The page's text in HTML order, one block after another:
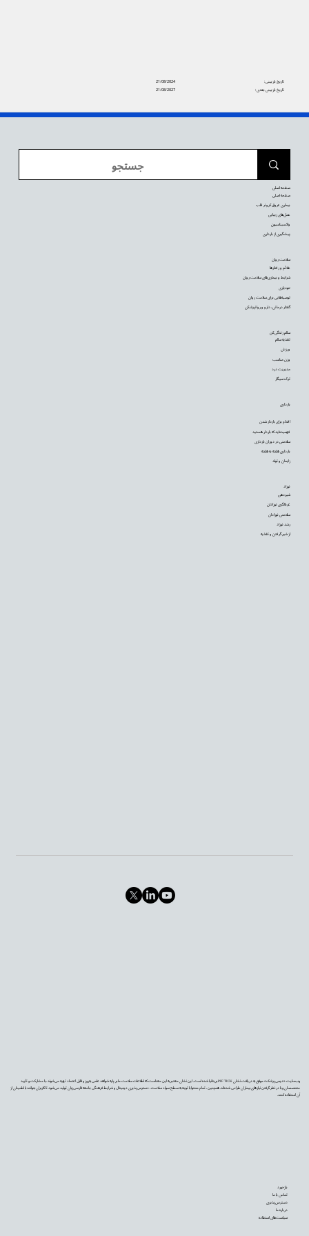
21/08/2024
تاریخ بازبینی:
21/08/2027
تاریخ بازبینی بعدی:
وب‌سایت «دیجی‌پزشک» موفق به دریافت نشان PIF TICK بریتانیا شده است. این نشان معتبر به این معناست که اطلاعات سلامت ما بر پایه شواهد علمی به‌روز و قابل اعتماد تهیه می‌شوند، با مشارکت و تأیید
متخصصان و با در نظر گرفتن نیازهای بیماران طراحی شده‌اند. همچنین، تمام محتوا با توجه به سطح سواد سلامت، دسترس‌پذیری دیجیتال و شرایط فرهنگی جامعه فارسی‌زبان تولید می‌شود تا کاربران بتوانند با اطمینان از
آن استفاده کنند.
بازخورد
تماس با ما
دسترس‌پذیری
درباره ما
سیاست‌های استفاده
نوزاد
شیردهی
غربالگری نوزادان
سلامتی نوزادان
رشد نوزاد
از شیر گرفتن و تغذیه
بارداری
اقدام برای باردار شدن
فهمیده‌اید که باردار هستید
سلامتی در دوران بارداری
بارداری هفته به هفته
زایمان و تولد
سالم زندگی کن
تغذیه سالم
ورزش
وزن مناسب
مدیریت درد
ترک سیگار
سلامت روان
علائم و رفتارها
شرایط و بیماری‌های سلامت روان
خودیاری
توصیه‌‌هایی برای سلامت روان
گفتار درمانی، دارو و روانپزشکی
صفحه اصلی
صفحه اصلی
بیماری عروق کرونر قلب
عمل‌های زیبایی
واکسیناسیون
پیشگیری از بارداری